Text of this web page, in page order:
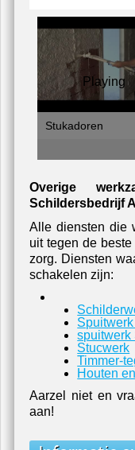
Stukadoren
Playing
Overige
Schildersbedrijf
Alle diensten die
uit tegen de
zorg. Diensten
schakelen zijn:
spuitwerk
Stucwerk
Timmer-
Houten
Aarzel niet en
aan!